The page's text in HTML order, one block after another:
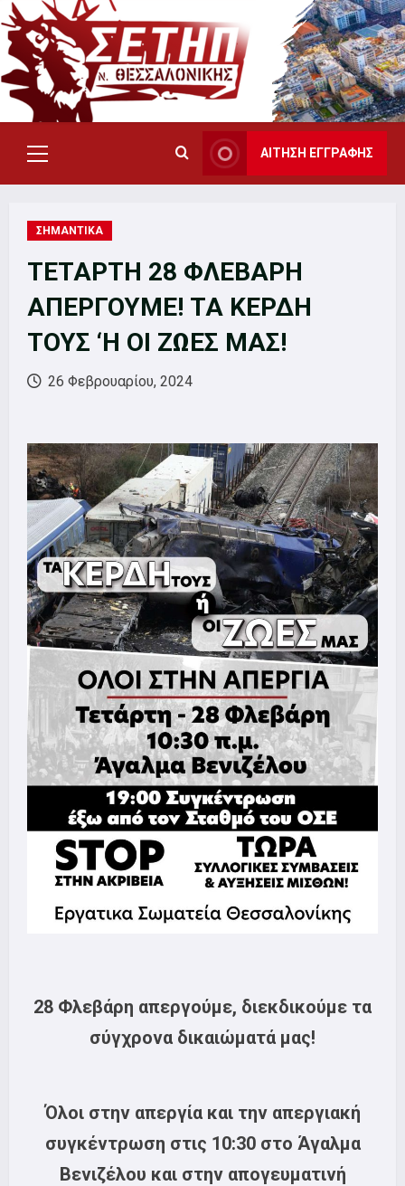
Skip
to
content
Primary
Menu
ΑΙΤΗΣΗ ΕΓΓΡΑΦΗΣ
ΣΗΜΑΝΤΙΚΑ
ΤΕΤΑΡΤΗ 28 ΦΛΕΒΑΡΗ
ΑΠΕΡΓΟΥΜΕ! ΤΑ ΚΕΡΔΗ
ΤΟΥΣ ‘Η ΟΙ ΖΩΕΣ ΜΑΣ!
26 Φεβρουαρίου, 2024
28 Φλεβάρη απεργούμε, διεκδικούμε τα
σύγχρονα δικαιώματά μας!
Όλοι στην απεργία και την απεργιακή
συγκέντρωση στις 10:30 στο Άγαλμα
Βενιζέλου και στην απογευματινή